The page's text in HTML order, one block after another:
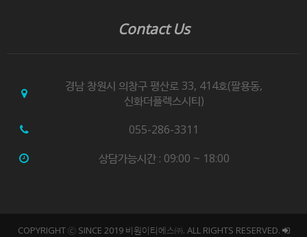
Contact Us
경남 창원시 의창구 평산로 33, 414호(팔용동,
신화더플렉스시티)
055-286-3311
상담가능시간 : 09:00 ~ 18:00
COPYRIGHT ⓒ SINCE 2019 비원이티에스㈜. ALL RIGHTS RESERVED.